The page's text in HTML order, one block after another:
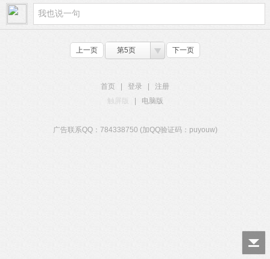
上一页 第5页 下一页
首页 登录
注册
触屏版
电脑版
广告联系QQ：784338750 (加QQ验证码：puyouw)